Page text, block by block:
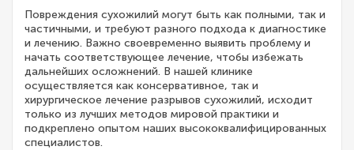
Повреждения сухожилий могут быть как полными, так и
частичными, и требуют разного подхода к диагностике
и лечению. Важно своевременно выявить проблему и
начать соответствующее лечение, чтобы избежать
дальнейших осложнений. В нашей клинике
осуществляется как консервативное, так и
хирургическое лечение разрывов сухожилий, исходит
только из лучших методов мировой практики и
подкреплено опытом наших высококвалифицированных
специалистов.